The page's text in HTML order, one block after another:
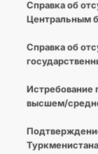
Справка об
Центральным
Справка об
Истребование
высшем/
Туркменистана